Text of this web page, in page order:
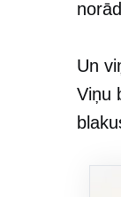
Un
Viņu